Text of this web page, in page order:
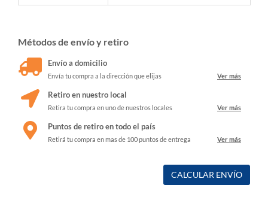
Métodos de envío y retiro
Envío a domicilio
Envía tu compra a la dirección que elijas Ver más
Retiro en nuestro local
Retira tu compra en uno de nuestros locales Ver más
Puntos de retiro en todo el país
Retirá tu compra en mas de 100 puntos de entrega Ver más
CALCULAR ENVÍO